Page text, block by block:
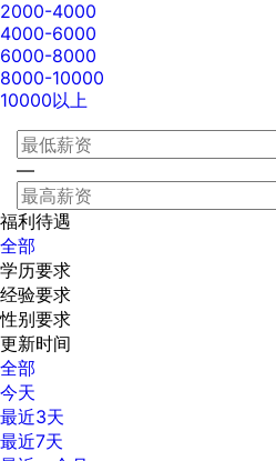
2000-4000
4000-6000
6000-8000
8000-10000
10000以上
—
福利待遇
全部
学历要求
经验要求
性别要求
更新时间
全部
今天
最近3天
最近7天